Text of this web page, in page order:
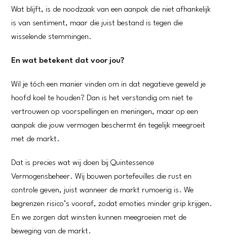
Wat blijft, is de noodzaak van een aanpak die niet afhankelijk
is van sentiment, maar die juist bestand is tegen die
wisselende stemmingen.
En wat betekent dat voor jou?
Wil je tóch een manier vinden om in dat negatieve geweld je
hoofd koel te houden? Dan is het verstandig om niet te
vertrouwen op voorspellingen en meningen, maar op een
aanpak die jouw vermogen beschermt én tegelijk meegroeit
met de markt.
Dat is precies wat wij doen bij Quintessence
Vermogensbeheer. Wij bouwen portefeuilles die rust en
controle geven, juist wanneer de markt rumoerig is. We
begrenzen risico’s vooraf, zodat emoties minder grip krijgen.
En we zorgen dat winsten kunnen meegroeien met de
beweging van de markt.